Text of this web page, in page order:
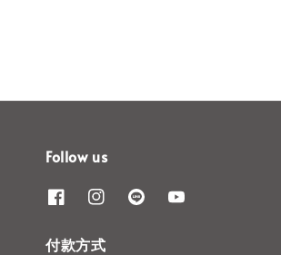
Follow us
付款方式